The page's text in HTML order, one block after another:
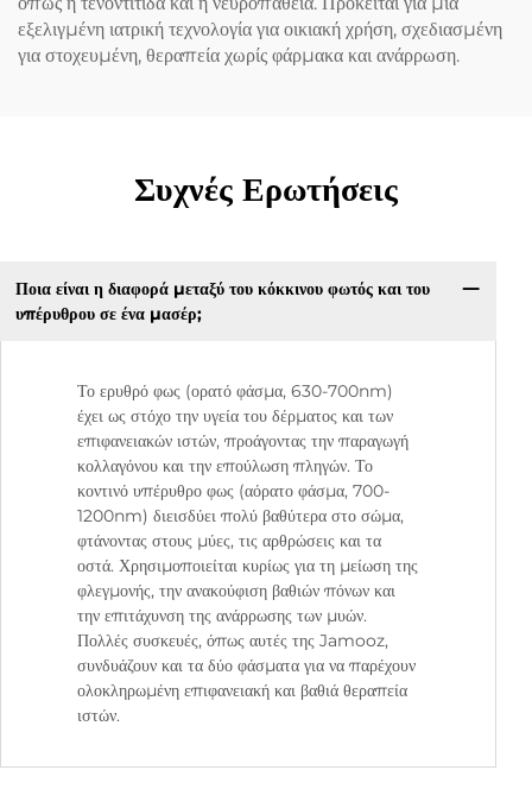
εξελιγμένη ιατρική τεχνολογία για οικιακή χρήση, σχεδιασμένη
για στοχευμένη, θεραπεία χωρίς φάρμακα και ανάρρωση.
Συχνές Ερωτήσεις
Ποια είναι η διαφορά μεταξύ του κόκκινου φωτός και του
υπέρυθρου σε ένα μασέρ;
Το ερυθρό φως (ορατό φάσμα, 630-700nm)
έχει ως στόχο την υγεία του δέρματος και των
επιφανειακών ιστών, προάγοντας την παραγωγή
κολλαγόνου και την επούλωση πληγών. Το
κοντινό υπέρυθρο φως (αόρατο φάσμα, 700-
1200nm) διεισδύει πολύ βαθύτερα στο σώμα,
φτάνοντας στους μύες, τις αρθρώσεις και τα
οστά. Χρησιμοποιείται κυρίως για τη μείωση της
φλεγμονής, την ανακούφιση βαθιών πόνων και
την επιτάχυνση της ανάρρωσης των μυών.
Πολλές συσκευές, όπως αυτές της Jamooz,
συνδυάζουν και τα δύο φάσματα για να παρέχουν
ολοκληρωμένη επιφανειακή και βαθιά θεραπεία
ιστών.